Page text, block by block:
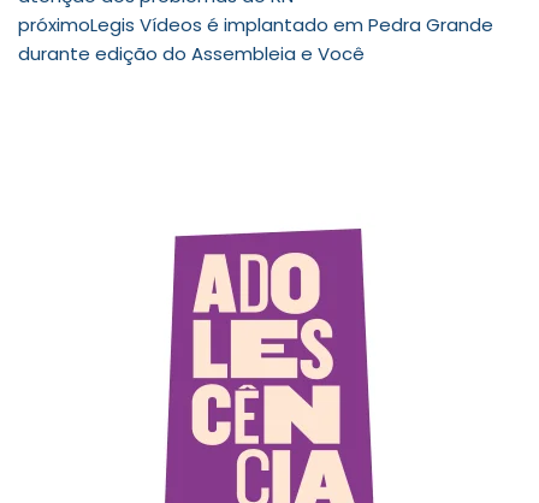
próximoLegis Vídeos é implantado em Pedra Grande
durante edição do Assembleia e Você